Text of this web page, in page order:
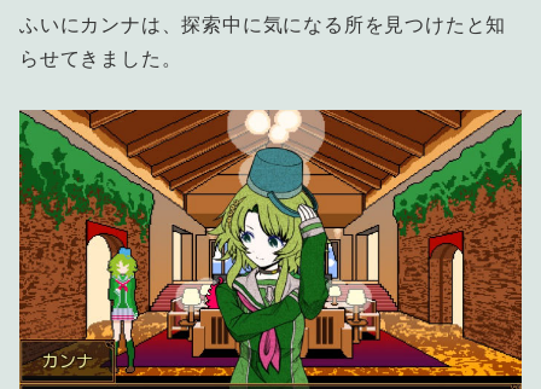
ふいにカンナは、探索中に気になる所を見つけたと知
らせてきました。